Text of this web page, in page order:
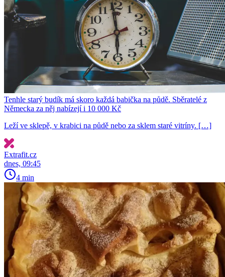
Tenhle starý budík má skoro každá babička na půdě. Sběratelé z
Německa za něj nabízejí i 10 000 Kč
Leží ve sklepě, v krabici na půdě nebo za sklem staré vitríny. […]
Extrafit.cz
dnes, 09:45
4 min